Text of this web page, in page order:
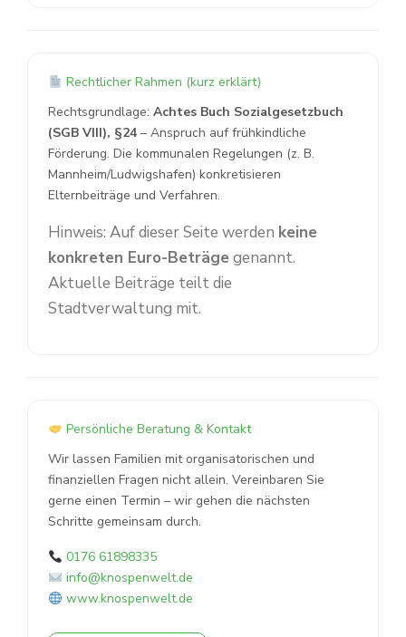
Rechtlicher Rahmen (kurz erklärt)
Rechtsgrundlage: Achtes Buch Sozialgesetzbuch
(SGB VIII), §24 – Anspruch auf frühkindliche
Förderung. Die kommunalen Regelungen (z. B.
Mannheim/Ludwigshafen) konkretisieren
Elternbeiträge und Verfahren.
Hinweis: Auf dieser Seite werden keine
konkreten Euro-Beträge genannt.
Aktuelle Beiträge teilt die
Stadtverwaltung mit.
Persönliche Beratung & Kontakt
Wir lassen Familien mit organisatorischen und
finanziellen Fragen nicht allein. Vereinbaren Sie
gerne einen Termin – wir gehen die nächsten
Schritte gemeinsam durch.
0176 61898335
info@knospenwelt.de
www.knospenwelt.de